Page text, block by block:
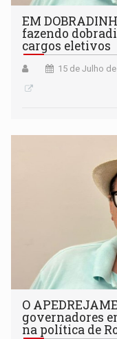
EM
fazendo
cargos eletivos
15 de Julho
O
governadores
na política de